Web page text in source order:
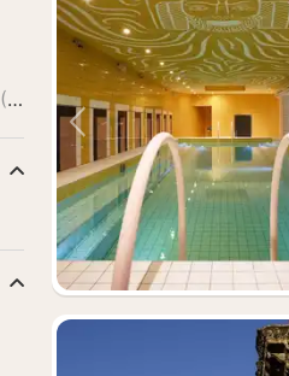
Forrige bilde
(36)